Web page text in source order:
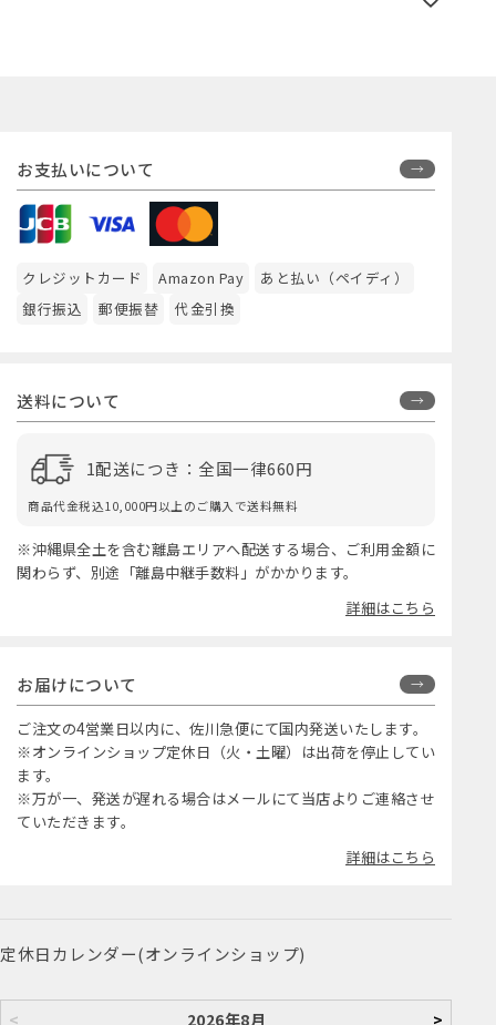
お支払いについて
クレジットカード Amazon Pay
あと払い（ペイディ）
銀行振込
郵便振替 代金引換
送料について
1配送につき：全国一律660円
商品代金税込10,000円以上のご購入で送料無料
※沖縄県全土を含む離島エリアへ配送する場合、ご利用金額に
関わらず、別途「離島中継手数料」がかかります。
詳細はこちら
お届けについて
ご注文の4営業日以内に、佐川急便にて国内発送いたします。
※オンラインショップ定休日（火・土曜）は出荷を停止してい
ます。
※万が一、発送が遅れる場合はメールにて当店よりご連絡させ
ていただきます。
詳細はこちら
定休日カレンダー(オンラインショップ)
< 2026年8月 >